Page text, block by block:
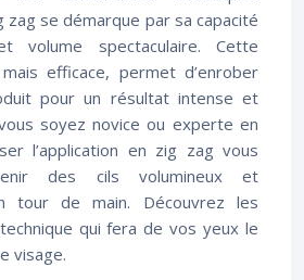
zag se démarque par sa capacité
spectaculaire. Cette
efficace, permet d’enrober
pour un résultat intense et
soyez novice ou experte en
l’application en zig zag vous
des cils volumineux et
tour de main. Découvrez les
qui fera de vos yeux le
visage.